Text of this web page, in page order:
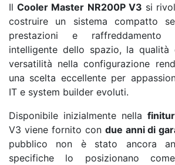
IlCooler Master NR200P V3 si
costruire un sistema compatto
prestazioni e raffreddamento
intelligente dello spazio, la
versatilità nella configurazione
una scelta eccellente per
IT e system builder evoluti.
Disponibile inizialmente nella
V3 viene fornito con due anni di
pubblico non è stato ancora
specifiche lo posizionano